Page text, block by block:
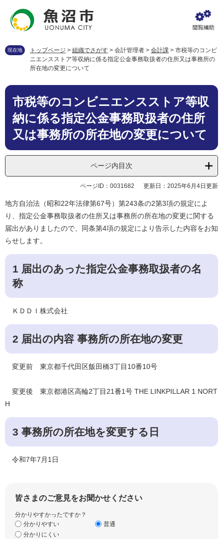
先
。
を
て
現在地 トップページ > 組織でさがす > 会計管理者 > 会計課 > 市税等のコンビ
ニエンスストア等収納に係る指定公金事務取扱者の住所又は事務所の
所在地の変更について
本
市税等のコンビニエンスストア等収
納に係る指定公金事務取扱者の住所
又は事務所の所在地の変更について
ページ内目次
ページID：0031682 更新日：2025年6月4日更新
地方自治法（昭和22年法律第67号）第243条の2第3項の規定によ
り、指定公金事務取扱者の住所又は事務所の所在地の変更に関する
届出がありましたので、同条第4項の規定により告示した内容をお知
らせします。
1 届出のあった指定公金事務取扱者の名
称
ＫＤＤＩ株式会社
2 届出の内容 事務所の所在地の変更
変更前 東京都千代田区飯田橋3丁目10番10号
変更後 東京都港区高輪2丁目21番1号 THE LINKPILLAR 1 NORT
H
3 事務所の所在地を変更する日
令和7年7月1日
皆さまのご意見をお聞かせください
分かりやすかったですか？
分かりやすい
普通
分かりにくい